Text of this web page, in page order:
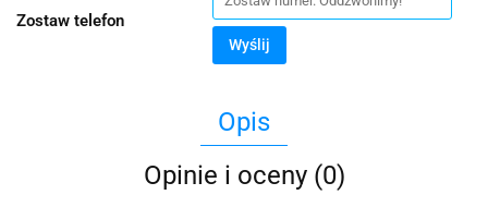
Zostaw telefon
Wyślij
Opis
Opinie i oceny (0)